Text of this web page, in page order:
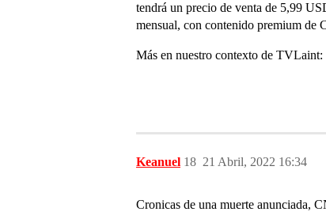
tendrá un precio de venta de 5,99
mensual, con contenido premium de
Más en nuestro contexto de TVLaint:
Keanuel 21 Abril, 2022 16:34
18
Cronicas de una muerte anunciada,